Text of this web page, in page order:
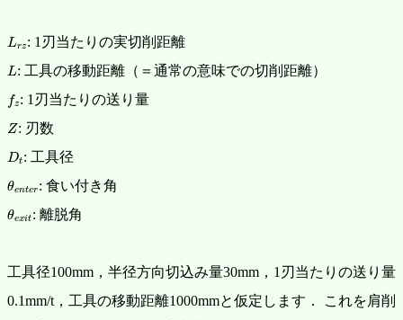
Lrz
L : 1刃当たりの実切削距離
L
L: 工具の移動距離（＝通常の意味での切削距離）
fz
z : 1刃当たりの送り量
Z
Z: 刃数
Dt
Dt : 工具径
θenter
θ : 食い付き角
θexit
θ : 離脱角
工具径100mm，半径方向切込み量30mm，1刃当たりの送り量
0.1mm/t，工具の移動距離1000mmと仮定します．
これを肩削